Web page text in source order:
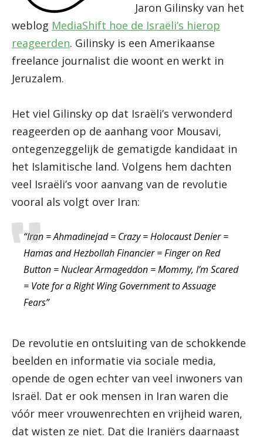
Jaron Gilinsky van het
weblog MediaShift hoe de Israëli’s hierop
reageerden. Gilinsky is een Amerikaanse
freelance journalist die woont en werkt in
Jeruzalem.
Het viel Gilinsky op dat Israëli’s verwonderd
reageerden op de aanhang voor Mousavi,
ontegenzeggelijk de gematigde kandidaat in
het Islamitische land. Volgens hem dachten
veel Israëli’s voor aanvang van de revolutie
vooral als volgt over Iran:
“Iran = Ahmadinejad = Crazy = Holocaust Denier =
Hamas and Hezbollah Financier = Finger on Red
Button = Nuclear Armageddon = Mommy, I’m Scared
= Vote for a Right Wing Government to Assuage
Fears”
De revolutie en ontsluiting van de schokkende
beelden en informatie via sociale media,
opende de ogen echter van veel inwoners van
Israël. Dat er ook mensen in Iran waren die
vóór meer vrouwenrechten en vrijheid waren,
dat wisten ze niet. Dat die Iraniërs daarnaast